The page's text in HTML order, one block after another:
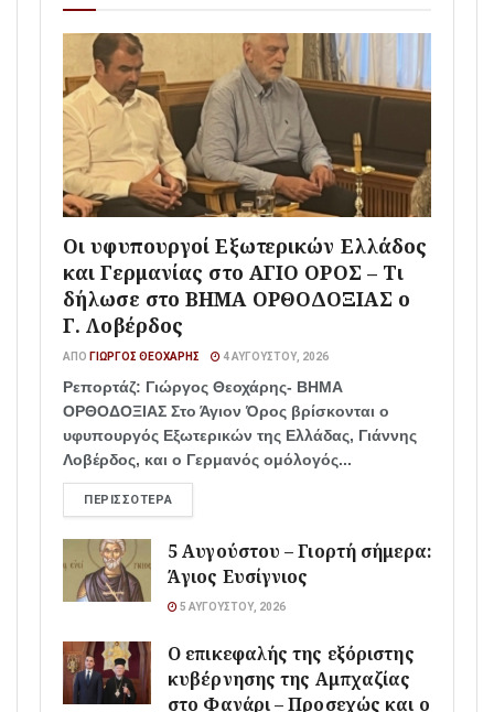
Οι υφυπουργοί Εξωτερικών Ελλάδος
και Γερμανίας στο ΑΓΙΟ ΟΡΟΣ – Τι
δήλωσε στο ΒΗΜΑ ΟΡΘΟΔΟΞΙΑΣ ο
Γ. Λοβέρδος
ΑΠΌ ΓΙΏΡΓΟΣ ΘΕΟΧΆΡΗΣ 4 ΑΥΓΟΎΣΤΟΥ, 2026
Ρεπορτάζ: Γιώργος Θεοχάρης- ΒΗΜΑ
ΟΡΘΟΔΟΞΙΑΣ Στο Άγιον Όρος βρίσκονται ο
υφυπουργός Εξωτερικών της Ελλάδας, Γιάννης
Λοβέρδος, και ο Γερμανός ομόλογός...
ΠΕΡΙΣΣΌΤΕΡΑ
5 Αυγούστου – Γιορτή σήμερα:
Άγιος Ευσίγνιος
5 ΑΥΓΟΎΣΤΟΥ, 2026
Ο επικεφαλής της εξόριστης
κυβέρνησης της Αμπχαζίας
στο Φανάρι – Προσεχώς και ο